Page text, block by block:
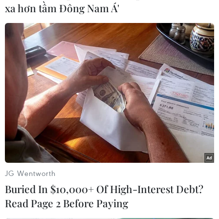
C, cao nhất 31-34 độ C./.
Hoàng Minh Nguyệt (TTXVN/Vietnam+)
xa hơn tầm Đông Nam Á'
JG Wentworth
Buried In $10,000+ Of High-Interest Debt?
Read Page 2 Before Paying